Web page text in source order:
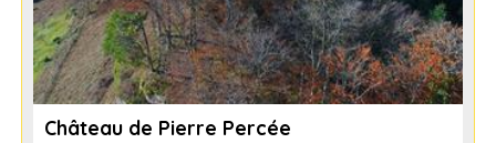
Château de Pierre Percée